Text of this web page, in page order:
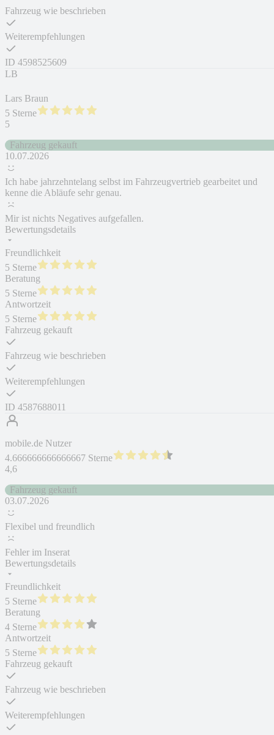
Fahrzeug wie beschrieben
Weiterempfehlungen
ID 4598525609
LB
Lars Braun
5 Sterne
5
Fahrzeug gekauft
10.07.2026
Ich habe jahrzehntelang selbst im Fahrzeugvertrieb gearbeitet und
kenne die Abläufe sehr genau.
Mir ist nichts Negatives aufgefallen.
Bewertungsdetails
Freundlichkeit
5 Sterne
Beratung
5 Sterne
Antwortzeit
5 Sterne
Fahrzeug gekauft
Fahrzeug wie beschrieben
Weiterempfehlungen
ID 4587688011
mobile.de Nutzer
4.666666666666667 Sterne
4,6
Fahrzeug gekauft
03.07.2026
Flexibel und freundlich
Fehler im Inserat
Bewertungsdetails
Freundlichkeit
5 Sterne
Beratung
4 Sterne
Antwortzeit
5 Sterne
Fahrzeug gekauft
Fahrzeug wie beschrieben
Weiterempfehlungen